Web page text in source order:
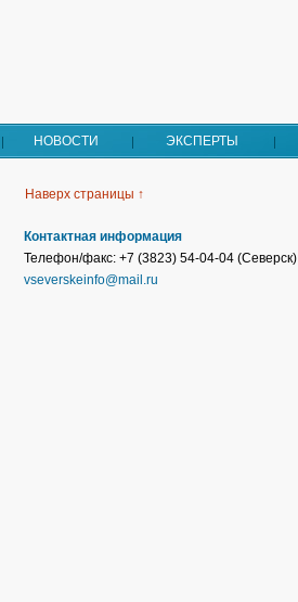
НОВОСТИ ЭКСПЕРТЫ
Наверх страницы ↑
Контактная информация
Телефон/факс: +7 (3823) 54-04-04 (Северск)
vseverskeinfo@mail.ru